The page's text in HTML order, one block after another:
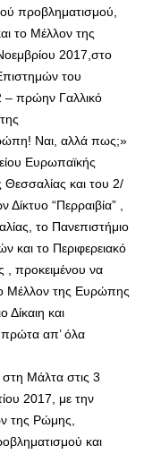
προβληματισμού,
το Μέλλον της
2017,στο
του
– πρώην Γαλλικό
Ναι, αλλά πως;»
Ευρωπαϊκής
και του 2/
“Περραιβία” ,
το Πανεπιστήμιο
και το Περιφερειακό
, προκειμένου να
Μέλλον της Ευρώπης
Δίκαιη και
απ’ όλα
Μάλτα στις 3
2017, με την
της Ρώμης,
και